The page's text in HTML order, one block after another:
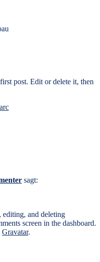
post. Edit or delete it, then
sagt:
editing, and deleting
screen in the dashboard.
Gravatar.